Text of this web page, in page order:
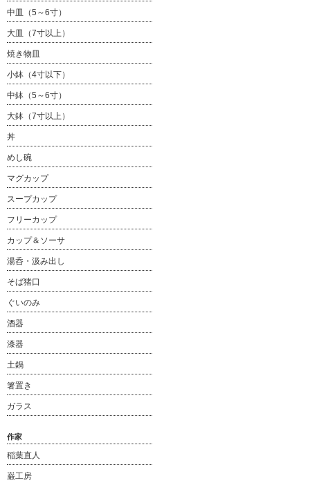
中皿（5～6寸）
大皿（7寸以上）
焼き物皿
小鉢（4寸以下）
中鉢（5～6寸）
大鉢（7寸以上）
丼
めし碗
マグカップ
スープカップ
フリーカップ
カップ＆ソーサ
湯呑・汲み出し
そば猪口
ぐいのみ
酒器
漆器
土鍋
箸置き
ガラス
作家
稲葉直人
巌工房